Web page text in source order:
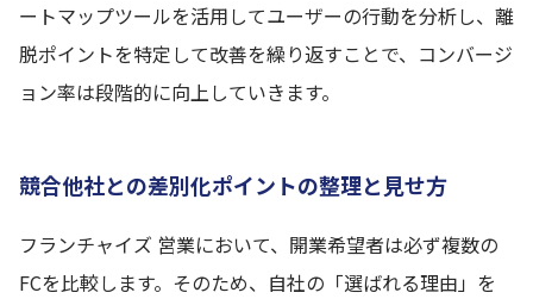
ートマップツールを活用してユーザーの行動を分析し、離
脱ポイントを特定して改善を繰り返すことで、コンバージ
ョン率は段階的に向上していきます。
競合他社との差別化ポイントの整理と見せ方
フランチャイズ 営業において、開業希望者は必ず複数の
FCを比較します。そのため、自社の「選ばれる理由」を